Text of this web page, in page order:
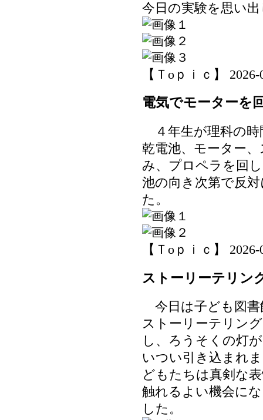
今日の実験を思い
【Ｔoｐｉｃ】
電気でモーターを
４年生が理科の時
乾電池、モーター
み、プロペラを回
池の向き次第で反
た。
【Ｔoｐｉｃ】
ストーリーテリン
今日は子ども図書
ストーリーテリン
し、ろうそくの灯
いつい引き込まれ
どもたちは真剣な
触れるよい機会に
した。